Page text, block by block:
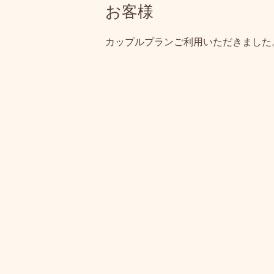
お客様
カップルプランご利用いただきました